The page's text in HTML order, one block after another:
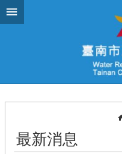
跳到主要內容區塊
最新消息